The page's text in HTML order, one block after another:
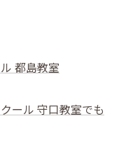
都島教室
ール 守口教室でも